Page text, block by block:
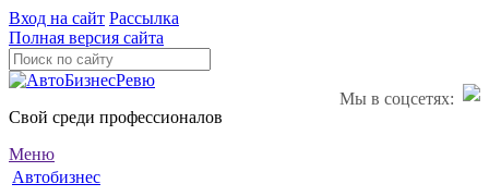
Вход на сайт Рассылка
Полная версия сайта
Мы в соцсетях:
Свой среди профессионалов
Меню
Автобизнес